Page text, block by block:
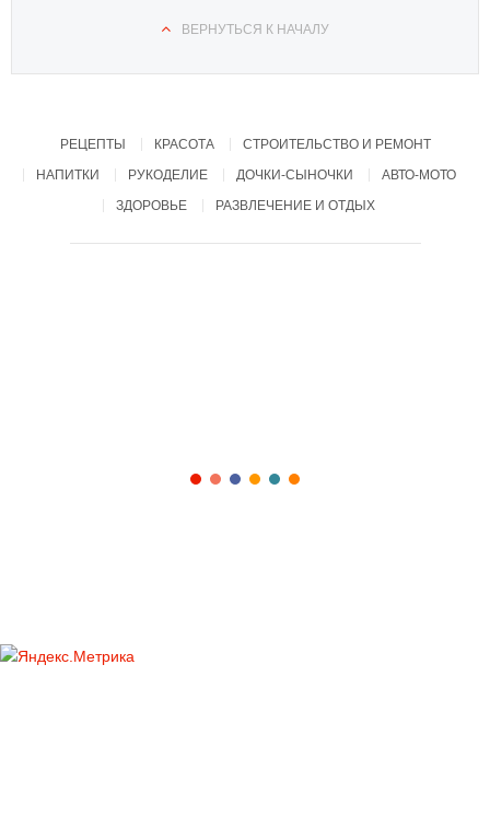
ВЕРНУТЬСЯ К НАЧАЛУ
РЕЦЕПТЫ КРАСОТА
СТРОИТЕЛЬСТВО И РЕМОНТ
НАПИТКИ
РУКОДЕЛИЕ ДОЧКИ-СЫНОЧКИ
АВТО-МОТО
ЗДОРОВЬЕ
РАЗВЛЕЧЕНИЕ И ОТДЫХ